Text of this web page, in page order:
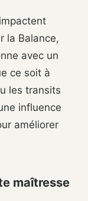
la Balance,
avec un
ce soit à
les transits
influence
améliorer
maîtresse